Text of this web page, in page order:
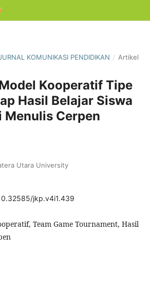
KOMUNIKASI PENDIDIKAN / Artikel
Kooperatif Tipe
Hasil Belajar Siswa
Menulis Cerpen
Utara University
jkp.v4i1.439
Team Game Tournament, Hasil